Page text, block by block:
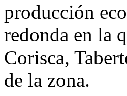
producción
redonda en la
Corisca,
de la zona.